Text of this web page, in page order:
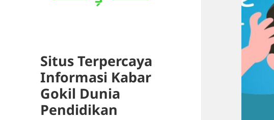
Situs Terpercaya
Informasi Kabar
Gokil Dunia
Pendidikan